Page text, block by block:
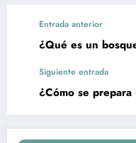
Entrada anterior
¿Qué es un
Siguiente entrada
¿Cómo se